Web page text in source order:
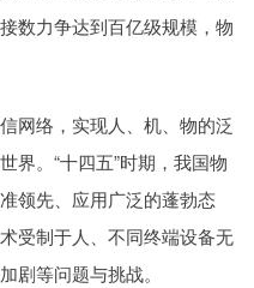
数力争达到百亿级规模，物
络，实现人、机、物的泛
界。“十四五”时期，我国物
领先、应用广泛的蓬勃态
受制于人、不同终端设备无
剧等问题与挑战。